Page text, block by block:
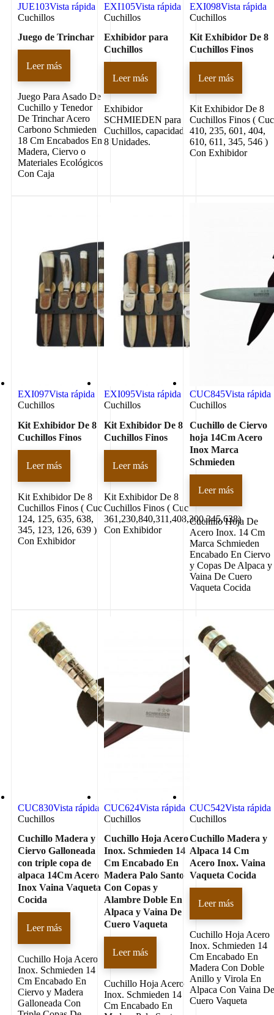
JUE103Vista rápida
Cuchillos
Juego de Trinchar
Leer más
Juego Para Asado De
Cuchillo y Tenedor
De Trinchar Acero
Carbono Schmieden
18 Cm Encabados En
Madera, Ciervo o
Materiales Ecológicos
Con Caja
EXI105Vista rápida
Cuchillos
Exhibidor para
Cuchillos
Leer más
Exhibidor
SCHMIEDEN para
Cuchillos, capacidad
8 Unidades.
EXI098Vista rápida
Cuchillos
Kit Exhibidor De 8
Cuchillos Finos
Leer más
Kit Exhibidor De 8
Cuchillos Finos ( Cuc
410, 235, 601, 404,
610, 611, 345, 546 )
Con Exhibidor
EXI097Vista rápida
Cuchillos
Kit Exhibidor De 8
Cuchillos Finos
Leer más
Kit Exhibidor De 8
Cuchillos Finos ( Cuc
124, 125, 635, 638,
345, 123, 126, 639 )
Con Exhibidor
EXI095Vista rápida
Cuchillos
Kit Exhibidor De 8
Cuchillos Finos
Leer más
Kit Exhibidor De 8
Cuchillos Finos ( Cuc
361,230,840,311,408,300,345,638)
Con Exhibidor
CUC845Vista rápida
Cuchillos
Cuchillo de Ciervo
hoja 14Cm Acero
Inox Marca
Schmieden
Leer más
Cuchillo Hoja De
Acero Inox. 14 Cm
Marca Schmieden
Encabado En Ciervo
y Copas De Alpaca y
Vaina De Cuero
Vaqueta Cocida
CUC830Vista rápida
Cuchillos
Cuchillo Madera y
Ciervo Galloneada
con triple copa de
alpaca 14Cm Acero
Inox Vaina Vaqueta
Cocida
Leer más
Cuchillo Hoja Acero
Inox. Schmieden 14
Cm Encabado En
Ciervo y Madera
Galloneada Con
CUC624Vista rápida
Cuchillos
Cuchillo Hoja Acero
Inox. Schmieden 14
Cm Encabado En
Madera Palo Santo
Con Copas y
Alambre Doble En
Alpaca y Vaina De
Cuero Vaqueta
Leer más
Cuchillo Hoja Acero
Inox. Schmieden 14
Cm Encabado En
CUC542Vista rápida
Cuchillos
Cuchillo Madera y
Alpaca 14 Cm
Acero Inox. Vaina
Vaqueta Cocida
Leer más
Cuchillo Hoja Acero
Inox. Schmieden 14
Cm Encabado En
Madera Con Doble
Anillo y Virola En
Alpaca Con Vaina
Cuero Vaqueta